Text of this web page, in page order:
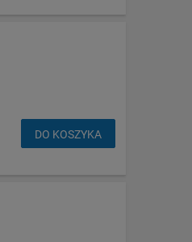
DO KOSZYKA